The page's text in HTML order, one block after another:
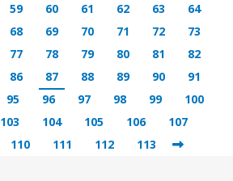
59 60 61 62 63
64
68 69 70 71 72
73
77 78 79 80 81
82
86 87 88 89 90
91
95 96 97 98 99
100
103 104 105 106
107
110 111 112 113